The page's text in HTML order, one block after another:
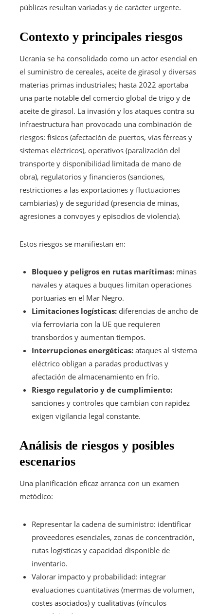
públicas resultan variadas y de carácter urgente.
Contexto y principales riesgos
Ucrania se ha consolidado como un actor esencial en
el suministro de cereales, aceite de girasol y diversas
materias primas industriales; hasta 2022 aportaba
una parte notable del comercio global de trigo y de
aceite de girasol. La invasión y los ataques contra su
infraestructura han provocado una combinación de
riesgos: físicos (afectación de puertos, vías férreas y
sistemas eléctricos), operativos (paralización del
transporte y disponibilidad limitada de mano de
obra), regulatorios y financieros (sanciones,
restricciones a las exportaciones y fluctuaciones
cambiarias) y de seguridad (presencia de minas,
agresiones a convoyes y episodios de violencia).
Estos riesgos se manifiestan en:
Bloqueo y peligros en rutas marítimas: minas
navales y ataques a buques limitan operaciones
portuarias en el Mar Negro.
Limitaciones logísticas: diferencias de ancho de
vía ferroviaria con la UE que requieren
transbordos y aumentan tiempos.
Interrupciones energéticas: ataques al sistema
eléctrico obligan a paradas productivas y
afectación de almacenamiento en frío.
Riesgo regulatorio y de cumplimiento:
sanciones y controles que cambian con rapidez
exigen vigilancia legal constante.
Análisis de riesgos y posibles
escenarios
Una planificación eficaz arranca con un examen
metódico:
Representar la cadena de suministro: identificar
proveedores esenciales, zonas de concentración,
rutas logísticas y capacidad disponible de
inventario.
Valorar impacto y probabilidad: integrar
evaluaciones cuantitativas (mermas de volumen,
costes asociados) y cualitativas (vínculos